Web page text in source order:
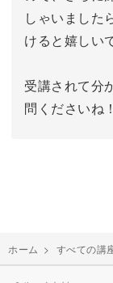
しゃいました
けると嬉しい
受講されて分
問くださいね！
ホーム > すべての講